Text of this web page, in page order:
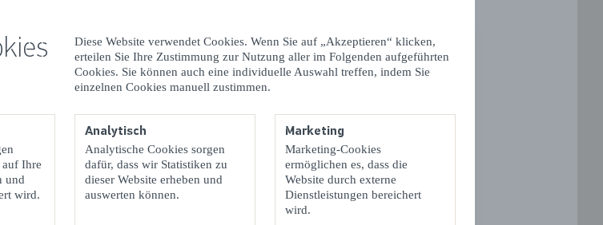
Diese Website verwendet Cookies. Wenn Sie auf „Akzeptieren“ klicken,
erteilen Sie Ihre Zustimmung zur Nutzung aller im Folgenden aufgeführten
Cookies. Sie können auch eine individuelle Auswahl treffen, indem Sie
einzelnen Cookies manuell zustimmen.
auf Ihre
und
wird.
Analytisch
Analytische Cookies sorgen
dafür, dass wir Statistiken zu
dieser Website erheben und
auswerten können.
Marketing
Marketing-Cookies
ermöglichen es, dass die
Website durch externe
Dienstleistungen bereichert
wird.
Städtetrip: Entdecken